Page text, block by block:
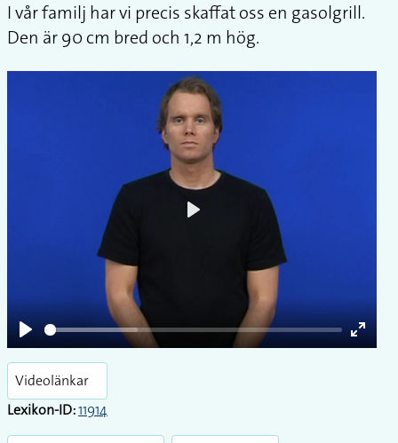
I vår familj har vi precis skaffat oss en gasolgrill.
Den är 90 cm bred och 1,2 m hög.
Play
Enter
Videolänkar
Lexikon-ID:11914